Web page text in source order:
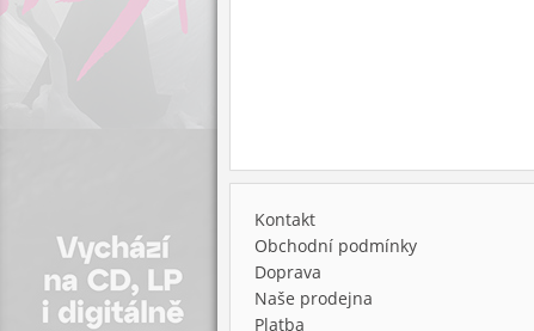
Kontakt
Obchodní podmínky
Doprava
Naše prodejna
Platba